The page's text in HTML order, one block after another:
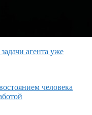
агента уже
человека